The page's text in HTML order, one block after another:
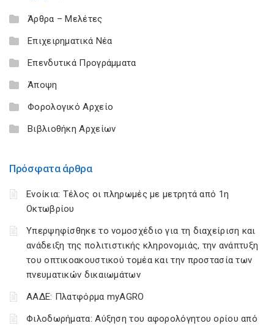
Άρθρα – Μελέτες
Επιχειρηματικά Νέα
Επενδυτικά Προγράμματα
Άποψη
Φορολογικό Αρχείο
Βιβλιοθήκη Αρχείων
Πρόσφατα άρθρα
Ενοίκια: Τέλος οι πληρωμές με μετρητά από 1η
Οκτωβρίου
Υπερψηφίσθηκε το νομοσχέδιο για τη διαχείριση και
ανάδειξη της πολιτιστικής κληρονομιάς, την ανάπτυξη
του οπτικοακουστικού τομέα και την προστασία των
πνευματικών δικαιωμάτων
ΑΑΔΕ: Πλατφόρμα myAGRO
Φιλοδωρήματα: Αύξηση του αφορολόγητου ορίου από